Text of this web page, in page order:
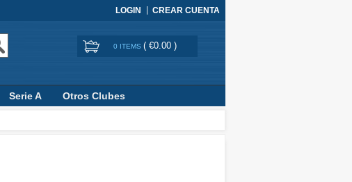
LOGIN CREAR CUENTA
0 ITEMS ( €0.00 )
Serie A Otros Clubes